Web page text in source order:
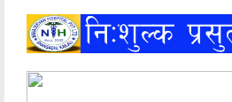
अन्य